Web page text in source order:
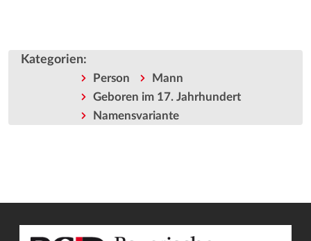
Kategorien:
Person
Mann
Geboren im 17. Jahrhundert
Namensvariante